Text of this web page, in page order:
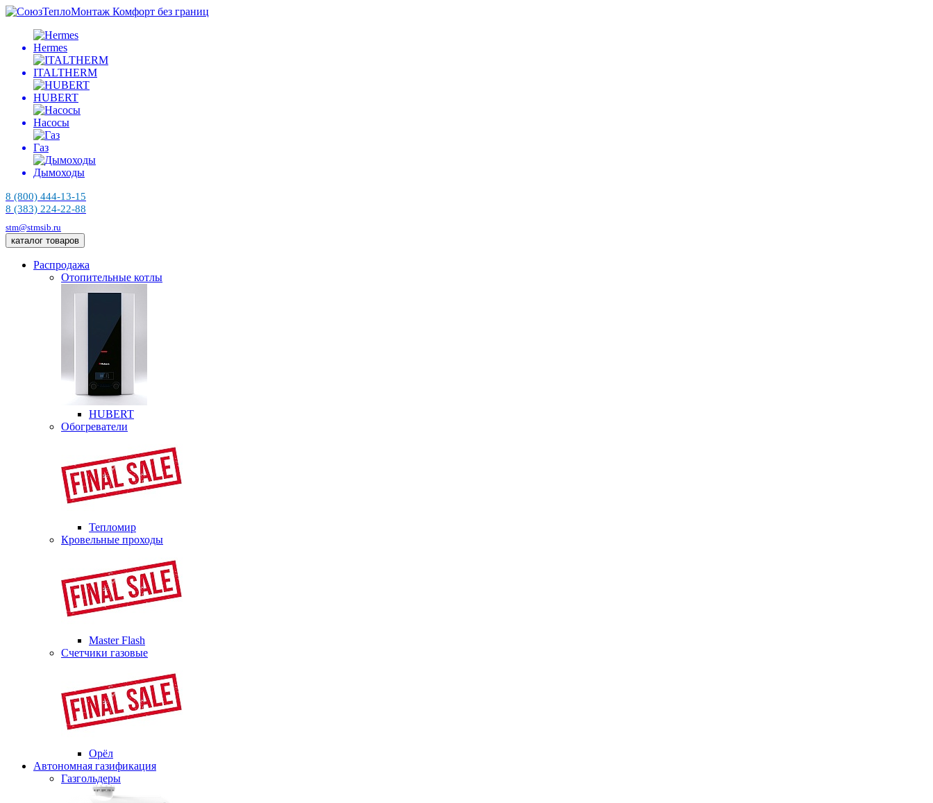
Комфорт без границ
Hermes
ITALTHERM
HUBERT
Насосы
Газ
Дымоходы
8 (800) 444-13-15
8 (383) 224-22-88
stm@stmsib.ru
каталог товаров
Распродажа
Отопительные котлы
HUBERT
Обогреватели
Тепломир
Кровельные проходы
Master Flash
Счетчики газовые
Орёл
Автономная газификация
Газгольдеры